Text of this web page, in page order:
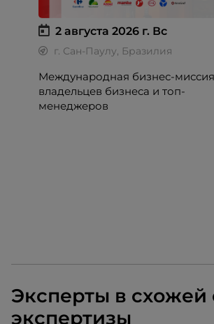
2 августа 2026 г. Вс
г. Сан-Паулу, Бразилия
Международная бизнес-
владельцев бизнеса и топ-
менеджеров
Эксперты в схожей
экспертизы